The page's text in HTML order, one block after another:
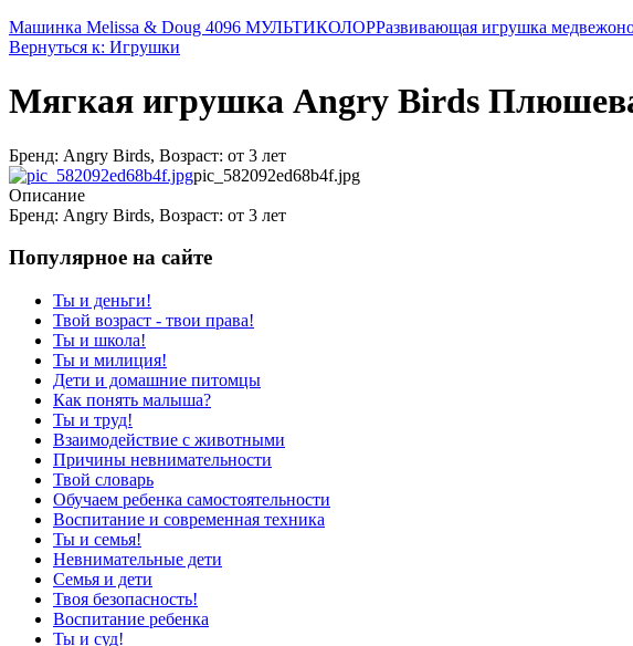
Машинка Melissa & Doug 4096 МУЛЬТИКОЛОРРазвивающая игрушка
Вернуться к: Игрушки
Мягкая игрушка Angry Birds
Бренд: Angry Birds, Возраст: от 3 лет
pic_582092ed68b4f.jpg
Описание
Бренд: Angry Birds, Возраст: от 3 лет
Популярное на сайте
Ты и деньги!
Твой возраст - твои права!
Ты и школа!
Ты и милиция!
Дети и домашние питомцы
Как понять малыша?
Ты и труд!
Взаимодействие с животными
Причины невнимательности
Твой словарь
Обучаем ребенка самостоятельности
Воспитание и современная техника
Ты и семья!
Невнимательные дети
Семья и дети
Твоя безопасность!
Воспитание ребенка
Ты и суд!